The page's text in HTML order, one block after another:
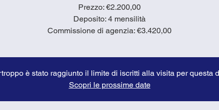
Prezzo: €2.200,00
Deposito: 4 mensilità
è stato raggiunto il limite di iscritti alla visita per questa
Scopri le prossime date